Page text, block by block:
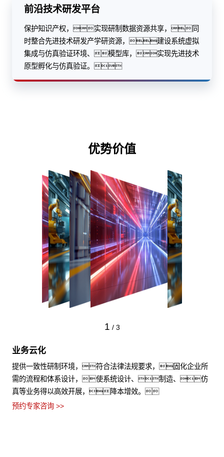
前沿技术研发平台
保护知识产权，实现研制数据资源共享，同
时整合先进技术研发产学研资源，建设系统虚拟
集成与仿真验证环境、模型库，实现先进技术
原型孵化与仿真验证。
优势价值
1 / 3
业务云化
提供一致性研制环境，符合法律法规要求，固化企业所
需的流程和体系设计，使系统设计、制造、仿
真等业务得以高效开展，降本增效。
预约专家咨询 >>